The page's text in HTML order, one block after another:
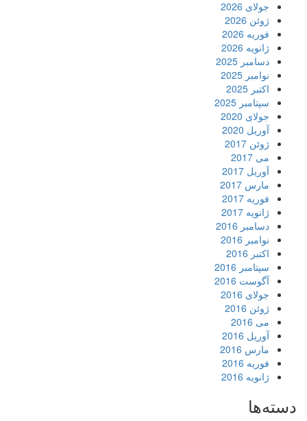
جولای 2026
ژوئن 2026
فوریه 2026
ژانویه 2026
دسامبر 2025
نوامبر 2025
اکتبر 2025
سپتامبر 2025
جولای 2020
آوریل 2020
ژوئن 2017
می 2017
آوریل 2017
مارس 2017
فوریه 2017
ژانویه 2017
دسامبر 2016
نوامبر 2016
اکتبر 2016
سپتامبر 2016
آگوست 2016
جولای 2016
ژوئن 2016
می 2016
آوریل 2016
مارس 2016
فوریه 2016
ژانویه 2016
دسته‌ها